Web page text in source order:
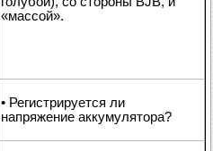
«массой».
• Регистрируется ли
напряжение аккумулятора?